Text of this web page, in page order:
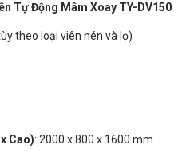
Tự Động Mâm Xoay TY-DV150
theo loại viên nén và lọ)
Cao): 2000 x 800 x 1600 mm